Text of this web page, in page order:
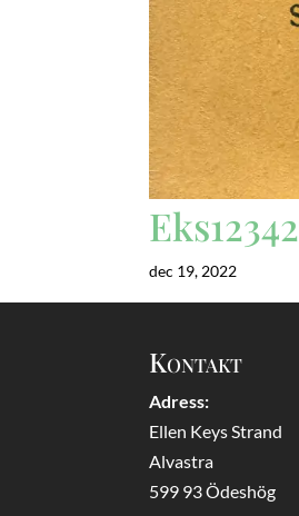
Eks12342
dec 19, 2022
Kontakt
Adress:
Ellen Keys Strand
Alvastra
599 93 Ödeshög